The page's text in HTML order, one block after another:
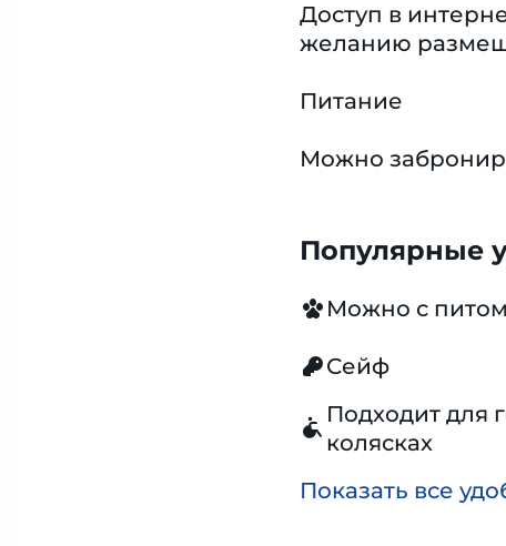
Доступ в
желанию
Питание
Можно
Популярные
Можно с
Сейф
Подходит для
колясках
Показать все